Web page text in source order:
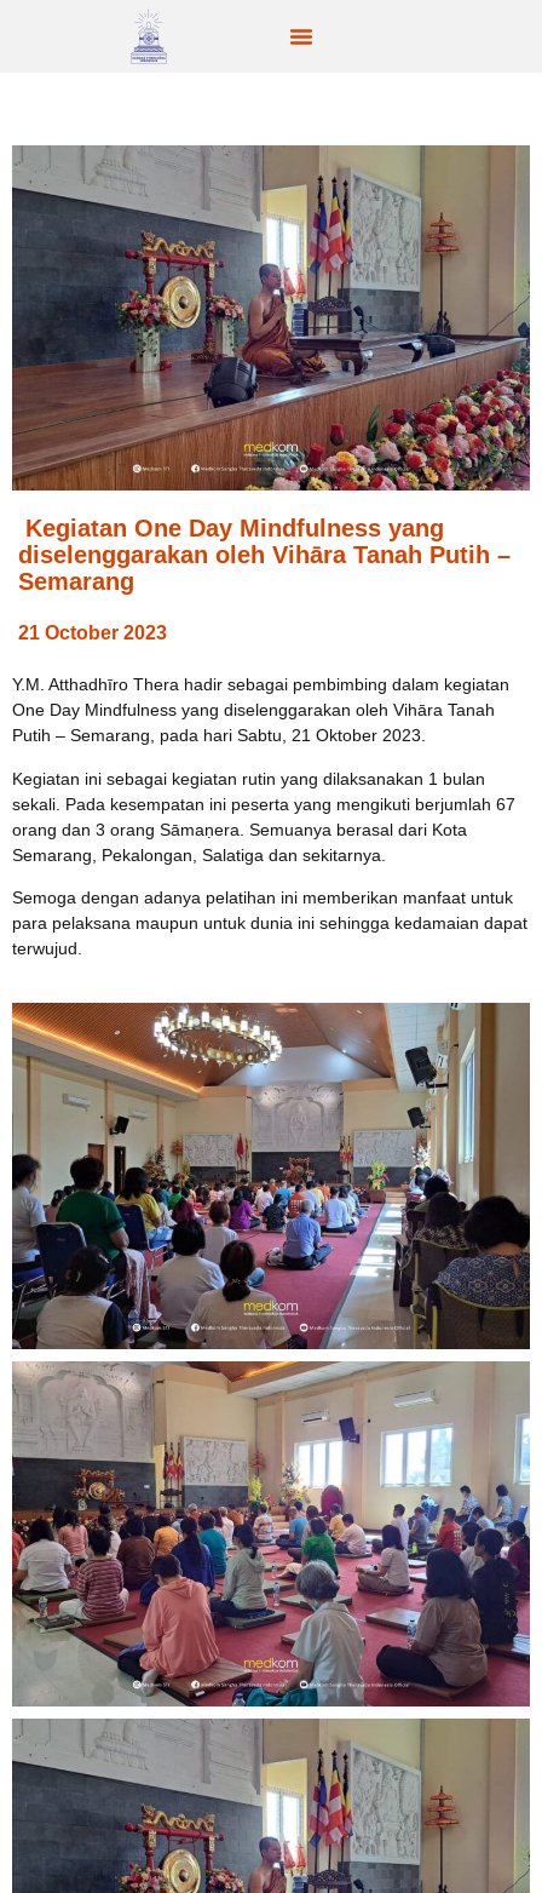
Kegiatan One Day Mindfulness yang
diselenggarakan oleh Vihāra Tanah Putih –
Semarang
21 October 2023
Y.M. Atthadhīro Thera hadir sebagai pembimbing dalam kegiatan
One Day Mindfulness yang diselenggarakan oleh Vihāra Tanah
Putih – Semarang, pada hari Sabtu, 21 Oktober 2023.
Kegiatan ini sebagai kegiatan rutin yang dilaksanakan 1 bulan
sekali. Pada kesempatan ini peserta yang mengikuti berjumlah 67
orang dan 3 orang Sāmaṇera. Semuanya berasal dari Kota
Semarang, Pekalongan, Salatiga dan sekitarnya.
Semoga dengan adanya pelatihan ini memberikan manfaat untuk
para pelaksana maupun untuk dunia ini sehingga kedamaian dapat
terwujud.